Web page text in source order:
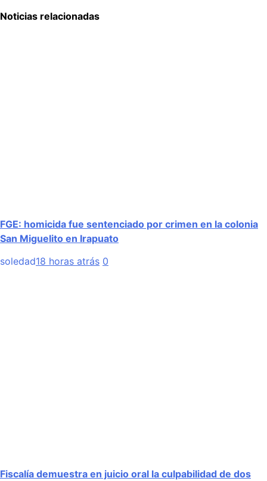
Noticias relacionadas
FGE: homicida fue sentenciado por crimen en la colonia
San Miguelito en Irapuato
soledad18 horas atrás 0
Fiscalía demuestra en juicio oral la culpabilidad de dos